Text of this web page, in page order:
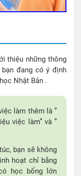
thiệu những thông
đang có ý định
Nhật Bản .
làm thêm là ”
việc làm” và ”
bạn sẽ không
hoạt chỉ bằng
học bổng lớn